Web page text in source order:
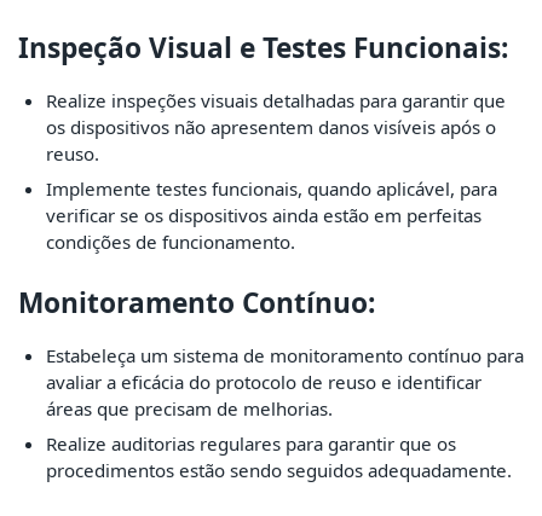
Inspeção Visual e Testes Funcionais:
Realize inspeções visuais detalhadas para garantir que
os dispositivos não apresentem danos visíveis após o
reuso.
Implemente testes funcionais, quando aplicável, para
verificar se os dispositivos ainda estão em perfeitas
condições de funcionamento.
Monitoramento Contínuo:
Estabeleça um sistema de monitoramento contínuo para
avaliar a eficácia do protocolo de reuso e identificar
áreas que precisam de melhorias.
Realize auditorias regulares para garantir que os
procedimentos estão sendo seguidos adequadamente.